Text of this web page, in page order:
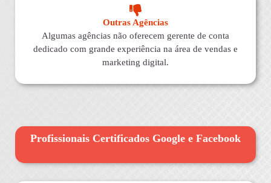
Outras Agências
Algumas agências não oferecem gerente de conta
dedicado com grande experiência na área de vendas e
marketing digital.
Profissionais Certificados Google e Facebook